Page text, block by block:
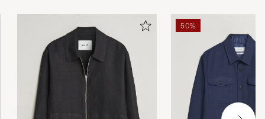
50%